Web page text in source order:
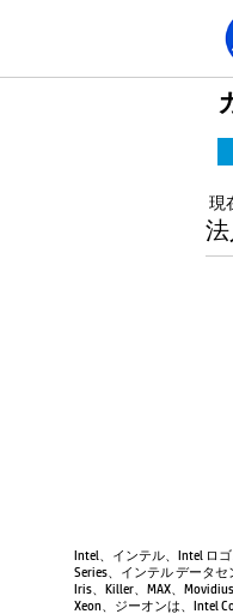
現
Intel、インテル、Intel ロゴ
Series、インテル データセ
Iris、Killer、MAX、
Xeon、ジーオンは、Intel